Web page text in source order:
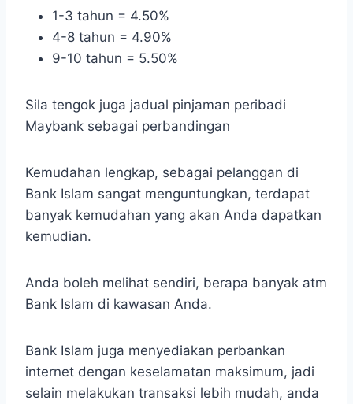
1-3 tahun = 4.50%
4-8 tahun = 4.90%
9-10 tahun = 5.50%
Sila tengok juga jadual pinjaman peribadi
Maybank sebagai perbandingan
Kemudahan lengkap, sebagai pelanggan di
Bank Islam sangat menguntungkan, terdapat
banyak kemudahan yang akan Anda dapatkan
kemudian.
Anda boleh melihat sendiri, berapa banyak atm
Bank Islam di kawasan Anda.
Bank Islam juga menyediakan perbankan
internet dengan keselamatan maksimum, jadi
selain melakukan transaksi lebih mudah, anda